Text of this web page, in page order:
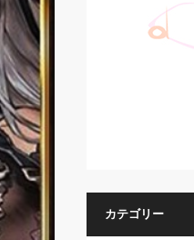
カテゴリー